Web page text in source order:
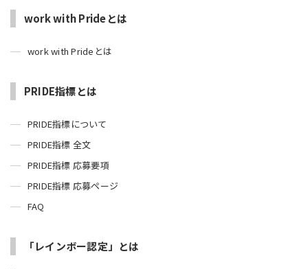
work with Prideとは
work with Prideとは
PRIDE指標とは
PRIDE指標について
PRIDE指標 全文
PRIDE指標 応募要項
PRIDE指標 応募ページ
FAQ
「レインボー認定」とは